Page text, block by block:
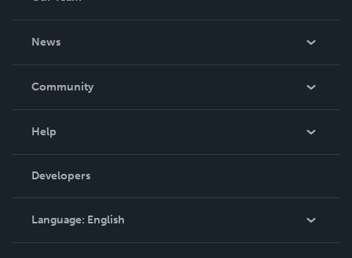
News
In The News
Community
Podcast
Help
Order Lookup
Knowledge Base
Contact Support
Developers
Language: English